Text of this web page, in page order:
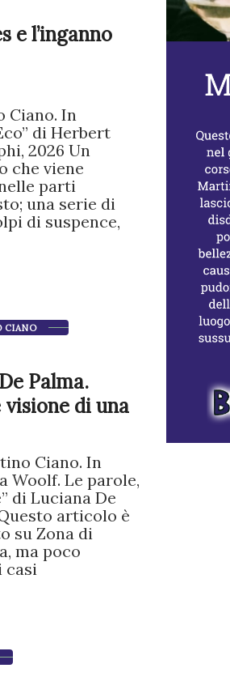
e l’inganno
Ciano. In
di Herbert
2026 Un
che viene
parti
una serie di
di suspence,
CIANO
Palma.
di una
Ciano. In
Woolf. Le parole,
di Luciana De
articolo è
su Zona di
ma poco
casi